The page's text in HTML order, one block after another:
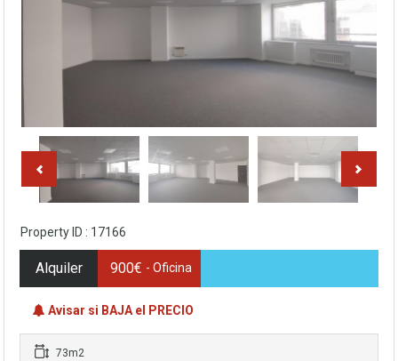
Property ID : 17166
Alquiler 900€ - Oficina
Avisar si BAJA el PRECIO
73m2